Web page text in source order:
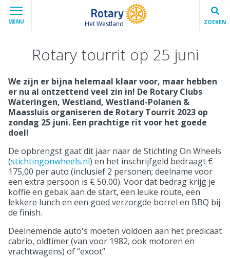
MENU Het Westland ZOEKEN
Rotary tourrit op 25 juni
We zijn er bijna helemaal klaar voor, maar hebben
er nu al ontzettend veel zin in! De Rotary Clubs
Wateringen, Westland, Westland-Polanen &
Maassluis organiseren de Rotary Tourrit 2023 op
zondag 25 juni. Een prachtige rit voor het goede
doel!
De opbrengst gaat dit jaar naar de Stichting On Wheels
(stichtingonwheels.nl) en het inschrijfgeld bedraagt €
175,00 per auto (inclusief 2 personen; deelname voor
een extra persoon is € 50,00). Voor dat bedrag krijg je
koffie en gebak aan de start, een leuke route, een
lekkere lunch en een goed verzorgde borrel en BBQ bij
de finish.
Deelnemende auto's moeten voldoen aan het predicaat
cabrio, oldtimer (van voor 1982, ook motoren en
vrachtwagens) of “exoot”.